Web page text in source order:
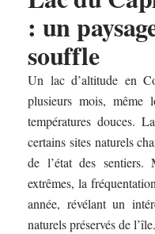
: un
souffle
Un lac d’altitude en
plusieurs mois, même
températures douces.
certains sites naturels
de l’état des sentiers.
extrêmes, la
année, révélant un
naturels préservés de l’île.